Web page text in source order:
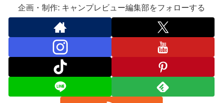
企画・制作: キャンプレビュー編集部をフォローする